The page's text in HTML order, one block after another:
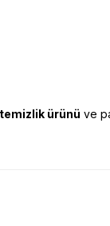
temizlik ürünü ve